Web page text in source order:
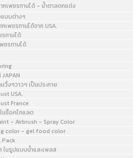
เพชรทานได้ - น้ำตาลตกแต่ง
บบต่างๆ
เพชรทานได้จาก USA.
รทานได้
ชรทานได้
วิ้งๆวาวๆ เป็นประกาย
USA.
France
นช็อคโกแลต
- Airbrush - Spray Color
color - gel food color
Pack
นรูปแบบน้ำและเพลส